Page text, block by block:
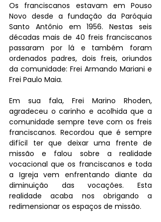
Os franciscanos estavam em Pouso
Novo desde a fundação da Paróquia
Santo Antônio em 1956. Nestas seis
décadas mais de 40 freis franciscanos
passaram por lá e também foram
ordenados padres, dois freis, oriundos
da comunidade: Frei Armando Mariani e
Frei Paulo Maia.
Em sua fala, Frei Marino Rhoden,
agradeceu o carinho e acolhida que a
comunidade sempre teve com os freis
franciscanos. Recordou que é sempre
difícil ter que deixar uma frente de
missão e falou sobre a realidade
vocacional que os franciscanos e toda
a Igreja vem enfrentando diante da
diminuição das vocações. Esta
realidade acaba nos obrigando a
redimensionar os espaços de missão.